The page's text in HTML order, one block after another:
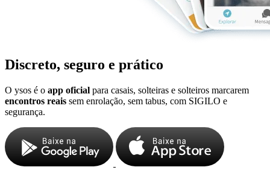
Discreto, seguro e prático
O ysos é o app oficial para casais, solteiras e solteiros marcarem
encontros reais sem enrolação, sem tabus, com SIGILO e
segurança.